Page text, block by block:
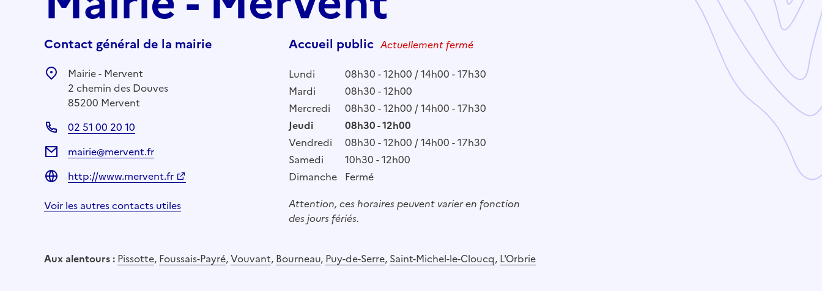
Contact général de la mairie
Mairie - Mervent
2 chemin des Douves
85200 Mervent
02 51 00 20 10
mairie@mervent.fr
http://www.mervent.fr
Voir les autres contacts utiles
Accueil public Actuellement fermé
Lundi
08h30 - 12h00 / 14h00 - 17h30
Mardi
08h30 - 12h00
Mercredi
08h30 - 12h00 / 14h00 - 17h30
Jeudi
08h30 - 12h00
Vendredi
08h30 - 12h00 / 14h00 - 17h30
Samedi
10h30 - 12h00
Dimanche Fermé
Attention, ces horaires peuvent varier en fonction
des jours fériés.
Aux alentours : Pissotte, Foussais-Payré,Vouvant, Bourneau, Puy-de-Serre, Saint-Michel-le-Cloucq, L'Orbrie